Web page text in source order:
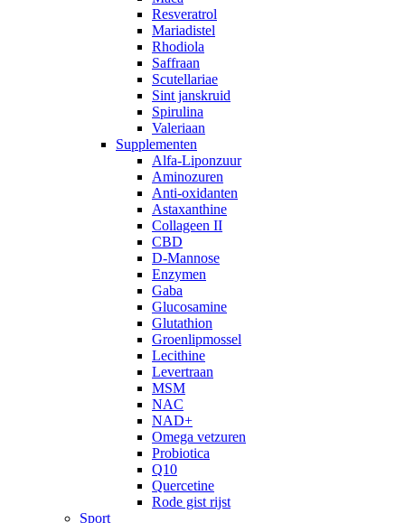
Resveratrol
Mariadistel
Rhodiola
Saffraan
Scutellariae
Sint janskruid
Spirulina
Valeriaan
Supplementen
Alfa-Liponzuur
Aminozuren
Anti-oxidanten
Astaxanthine
Collageen II
CBD
D-Mannose
Enzymen
Gaba
Glucosamine
Glutathion
Groenlipmossel
Lecithine
Levertraan
MSM
NAC
NAD+
Omega vetzuren
Probiotica
Q10
Quercetine
Rode gist rijst
Sport